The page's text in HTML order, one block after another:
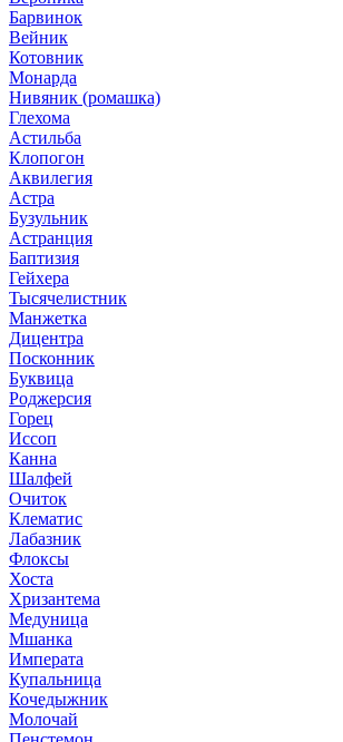
Барвинок
Вейник
Котовник
Монарда
Нивяник (ромашка)
Глехома
Астильба
Клопогон
Аквилегия
Астра
Бузульник
Астранция
Баптизия
Гейхера
Тысячелистник
Манжетка
Дицентра
Посконник
Буквица
Роджерсия
Горец
Иссоп
Канна
Шалфей
Очиток
Клематис
Лабазник
Флоксы
Хоста
Хризантема
Медуница
Мшанка
Императа
Купальница
Кочедыжник
Молочай